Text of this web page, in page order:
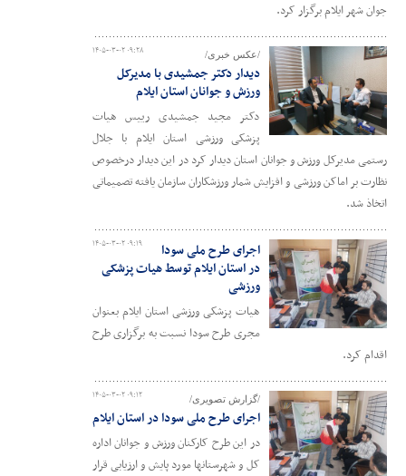
جوان شهر ایلام برگزار کرد.
۱۴۰۵-۰۳-۰۲ ۰۹:۲۸ /عکس خبری/
دیدار دکتر جمشیدی با مدیرکل
ورزش و جوانان استان ایلام
دکتر مجید جمشیدی رییس هیات
پزشکی ورزشی استان ایلام با جلال
رستمی مدیرکل ورزش و جوانان استان دیدار کرد در این دیدار درخصوص
نظارت بر اماکن ورزشی و افزایش شمار ورزشکاران سازمان یافته تصمیماتی
اتخاذ شد.
۱۴۰۵-۰۳-۰۲ ۰۹:۱۹
اجرای طرح ملی سودا
در استان ایلام توسط هیات پزشکی
ورزشی
هیات پزشکی ورزشی استان ایلام بعنوان
مجری طرح سودا نسبت به برگزاری طرح
اقدام کرد.
۱۴۰۵-۰۳-۰۲ ۰۹:۱۲ /گزارش تصویری/
اجرای طرح ملی سودا در استان ایلام
در این طرح کارکنان ورزش و جوانان اداره
کل و شهرستانها مورد پایش و ارزیابی قرار